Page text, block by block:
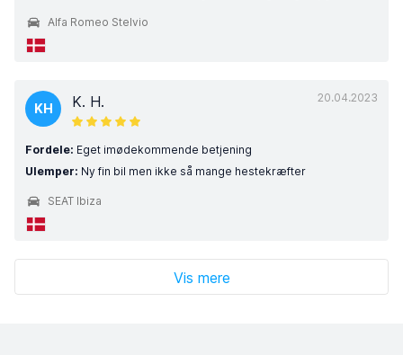
Alfa Romeo Stelvio
20.04.2023
KH K. H.
Fordele: Eget imødekommende betjening
Ulemper: Ny fin bil men ikke så mange hestekræfter
SEAT Ibiza
Vis mere